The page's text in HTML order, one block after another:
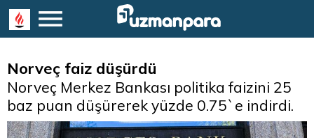
Norveç faiz düşürdü
Norveç Merkez Bankası politika faizini 25
baz puan düşürerek yüzde 0.75`e indirdi.